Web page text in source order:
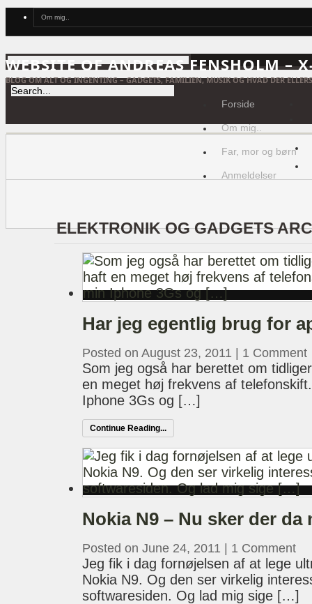
Om mig..
WEBSITE OF ANDREAS FENSHOLM –
BLOG OM ALT OG INGENTING – GADGETS, FAMILIEN, MUSIK OG HVAD DER
Forside
Om mig..
Far, mor og børn
Anmeldelser
ELEKTRONIK OG GADGETS
Har jeg egentlig brug for
Posted on August 23, 2011 1 Comment
Som jeg også har berettet om
en meget høj frekvens af
Iphone 3Gs og […]
Continue Reading...
Nokia N9 – Nu sker der da
Posted on June 24, 2011 1 Comment
Jeg fik i dag fornøjelsen af at lege
Nokia N9. Og den ser virkelig
softwaresiden. Og lad mig sige […]